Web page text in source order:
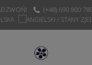
(+48) 690 800